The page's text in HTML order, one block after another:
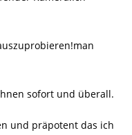
sofort und überall.
und präpotent das ich